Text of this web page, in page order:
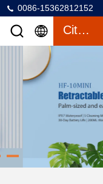
0086-15362812152
Citações